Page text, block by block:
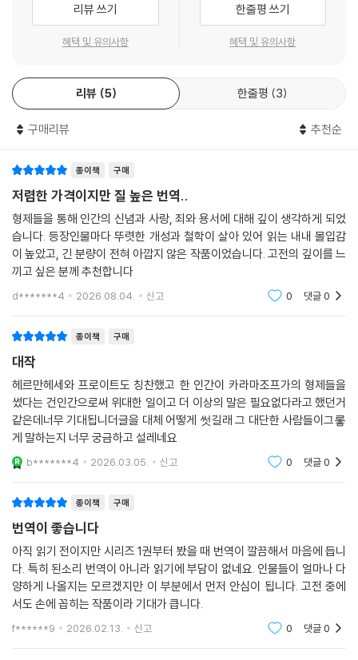
하나씩 분배되어 있는 정실 자식 드미트리와 이반, 사생아 스메르댜코프에
의해 포위되고, 그들 중 한 사람의 손에 비참하게 살해당한다. 첫째 드미트
리는 육체적 욕망을 자제하지 못하는 충동적인 성향을 갖고 있으며, 둘째
프는 어떤 악행도 정당화하는 변론술을 갖춘 이데올로기의 괴물이다. 표도
르와 그의 세 아들은 이기주의와 몰인정, 탐욕과 증오라는 악이 지배하는
카라마조프 제국을 적나라하게 보여 주며, 이를 통해 인류가 당면한 파멸
그러나 희망은 있다. 바로 선량하고 유순하며 공손한 막내아들 알료샤다.
욕망과 증오를 극복하는 아름다운 인간상으로서 눈부신 인류 구원의 희망
을 보여 준다. 도스토옙스키는 인류가 신성하고 선량한 마음으로 악을 이
겨 낼 수 있다고 믿었던 것이다.
도덕적 붕괴를 맞이해 모순으로 가득 찬 세상과
인간의 근원적 문제에 대한 깊고 치밀한 탐구
소설의 집필 시기이자 작중 시간적 배경이기도 한 1870년대는 러시아의
혼란이 극에 달한 시기였다. 농촌은 지주에게 착취당해 궁핍해지고 도시는
사회적 불안에 휩싸여 있었다. 도스토옙스키는 이를 지켜보며 고통스러워
했고, 『카라마조프 씨네 형제들』에서 그 해결 방안을 제시하기 위해 절실
히 노력했다. 이를 위해 그는 당대 사회의 도덕적 붕괴를 극적으로 드러낼
인물들을 살아 있는 사람이 아닌 [사상과 신념의 결정체]에 가깝게 그려
중요하게 다뤄지는 것은 그들 중 누가 진정으로 살의를 품었는가인데, 그
같은 묘사를 한 이유는 [사상과 신념의 결정체]인 등장인물들의 심리와 행
동 묘사를 통해 사회의 정신적 발전과 인간의 이데올로기적, 도덕적 발전
문제를 다루기 위해서였다. 인간의 근원적 문제를 깊고 치밀하게 탐구한
이 같은 노력은 탁월한 문학적 성취를 거뒀고, 『카라마조프 씨네 형제들』
은 오늘날의 현대인들에게도 여전히 유효한 질문을 던지며 우리를 자아 성
찰의 길로 이끌고 있다
도스토옙스키는 세계문학사의 위대한 기독교 작가들인 단테, 세르반테스,
밀턴, 파스칼의 옆자리를 차지한다. 단테처럼, 그는 인간 지옥의 모든 계
다.
- 콘스탄틴 모출스키 (저자, 교수)
게 주었다.
- 알베르트 아인슈타인 (물리학자)
그는 셰익스피어에 버금가는 자리를 차지한다. 『카라마조프 씨네 형제들』
은 지금까지 쓰인 가장 장엄한 소설이고 대심문관의 이야기는 세계문학사
의 압권이다.
- 지그문트 프로이트 (신경과 의사)
리뷰 쓰기
혜택 및 유의사항
한줄평 쓰기
혜택 및 유의사항
리뷰 5 한줄평 3
구매리뷰 추천순
종이책 구매
저렴한 가격이지만 질 높은 번역..
형제들을 통해 인간의 신념과 사랑, 죄와 용서에 대해 깊이 생각하게 되었
습니다. 등장인물마다 뚜렷한 개성과 철학이 살아 있어 읽는 내내 몰입감
이 높았고, 긴 분량이 전혀 아깝지 않은 작품이었습니다. 고전의 깊이를 느
끼고 싶은 분께 추천합니다
d*******4 2026.08.04. 신고 0 댓글0
종이책 구매
대작
헤르만헤세와 프로이트도 칭찬했고 한 인간이 카라마조프가의 형제들을
썼다는 건인간으로써 위대한 일이고 더 이상의 말은 필요없다라고 했던거
같은데너무 기대됩니더글을 대체 어떻게 썻길래 그 대단한 사람들이그롷
게 말하는지 너무 궁금하고 설레네요
b*******4 2026.03.05. 신고 0 댓글0
종이책 구매
번역이 좋습니다
아직 읽기 전이지만 시리즈 1권부터 봤을 때 번역이 깔끔해서 마음에 듭니
다. 특히 된소리 번역이 아니라 읽기에 부담이 없네요. 인물들이 얼마나 다
양하게 나올지는 모르겠지만 이 부분에서 먼저 안심이 됩니다. 고전 중에
서도 손에 꼽히는 작품이라 기대가 큽니다.
f******9 2026.02.13. 신고 0 댓글0